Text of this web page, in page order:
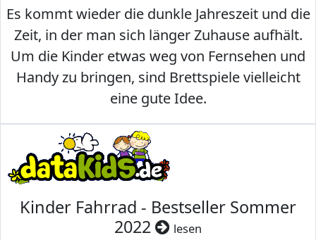
Es kommt wieder die dunkle Jahreszeit und die
Zeit, in der man sich länger Zuhause aufhält.
Um die Kinder etwas weg von Fernsehen und
Handy zu bringen, sind Brettspiele vielleicht
eine gute Idee.
Kinder Fahrrad - Bestseller Sommer
2022
lesen